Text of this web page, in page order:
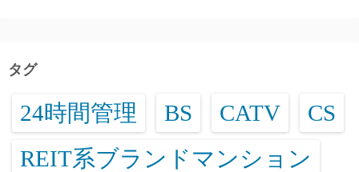
タグ
24時間管理 BS CATV CS
REIT系ブランドマンション